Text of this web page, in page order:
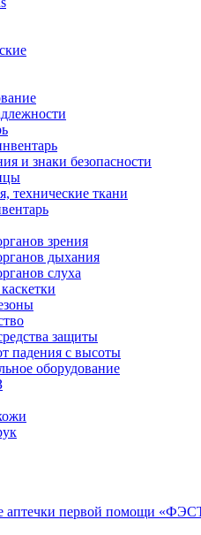
и знаки безопасности
технические ткани
зрения
дыхания
слуха
защиты
падения с высоты
оборудование
аптечки первой помощи